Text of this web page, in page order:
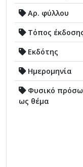
Αρ. φύλλου
Τόπος
Εκδότης
Ημερομηνία
Φυσικό
ως θέμα